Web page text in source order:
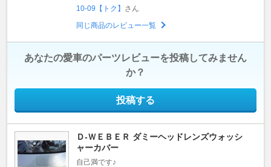
10-09【トク】 さん
同じ商品のレビュー一覧
あなたの愛車のパーツレビューを投稿してみません
か？
投稿する
Ｄ-ＷＥＢＥＲ ダミーヘッドレンズウォッシ
ャーカバー
自己満です♪